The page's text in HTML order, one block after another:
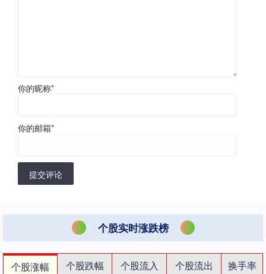
你的昵称*
你的邮箱*
提交评论
个股实时涨跌榜
个股涨幅 个股跌幅 个股流入 个股流出
换手率